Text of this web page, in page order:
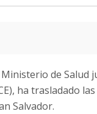
de Salud
ha trasladado
Salvador.